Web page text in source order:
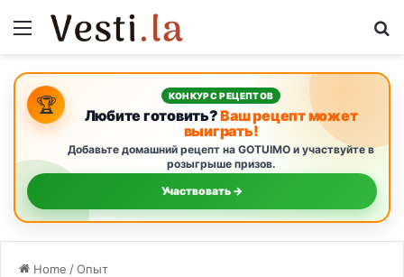
Menu
🏆 КОНКУРС РЕЦЕПТОВ
Любите готовить?Ваш рецепт может
выиграть!
Добавьте домашний рецепт на GOTUIMO и участвуйте в
розыгрыше призов.
Участвовать →
Home /Опыт